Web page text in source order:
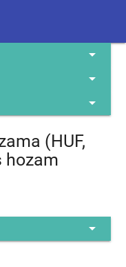
arrow_drop_down
arrow_drop_down
arrow_drop_down
(HUF,
hozam
arrow_drop_down